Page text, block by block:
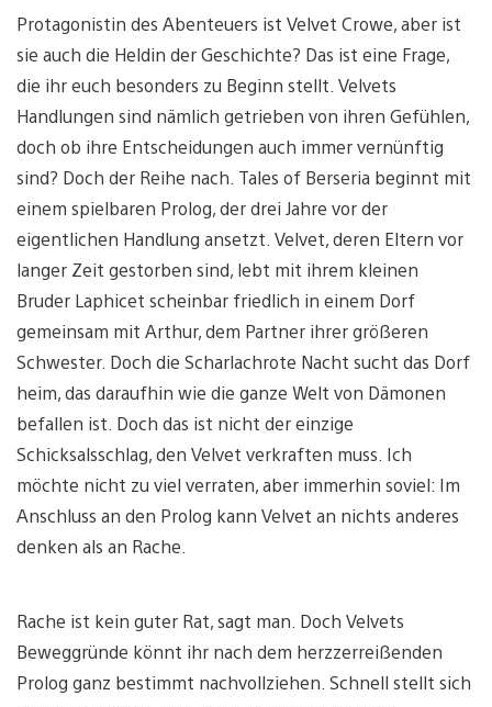
Protagonistin des Abenteuers ist Velvet Crowe, aber ist
sie auch die Heldin der Geschichte? Das ist eine Frage,
die ihr euch besonders zu Beginn stellt. Velvets
Handlungen sind nämlich getrieben von ihren Gefühlen,
doch ob ihre Entscheidungen auch immer vernünftig
sind? Doch der Reihe nach. Tales of Berseria beginnt mit
einem spielbaren Prolog, der drei Jahre vor der
eigentlichen Handlung ansetzt. Velvet, deren Eltern vor
langer Zeit gestorben sind, lebt mit ihrem kleinen
Bruder Laphicet scheinbar friedlich in einem Dorf
gemeinsam mit Arthur, dem Partner ihrer größeren
Schwester. Doch die Scharlachrote Nacht sucht das Dorf
heim, das daraufhin wie die ganze Welt von Dämonen
befallen ist. Doch das ist nicht der einzige
Schicksalsschlag, den Velvet verkraften muss. Ich
möchte nicht zu viel verraten, aber immerhin soviel: Im
Anschluss an den Prolog kann Velvet an nichts anderes
denken als an Rache.
Rache ist kein guter Rat, sagt man. Doch Velvets
Beweggründe könnt ihr nach dem herzzerreißenden
Prolog ganz bestimmt nachvollziehen. Schnell stellt sich